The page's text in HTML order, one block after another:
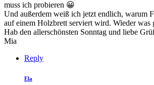
muss ich probieren 😀
Und außerdem weiß ich jetzt endlich, warum
auf einem Holzbrett serviert wird. Wieder was
Hab den allerschönsten Sonntag und liebe
Mia
Reply
Ela